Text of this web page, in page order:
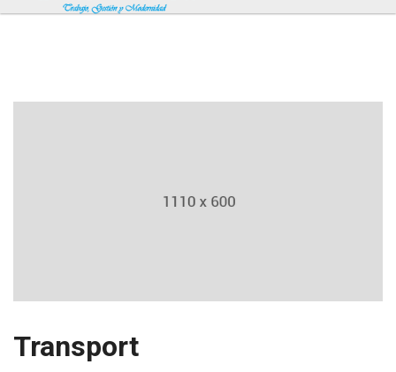
Transport